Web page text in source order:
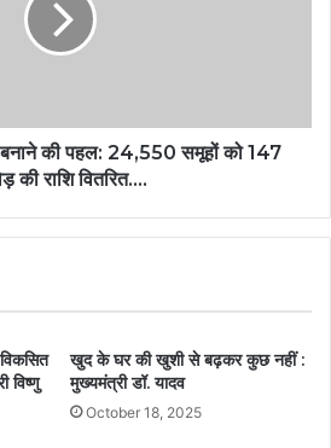
बनाने की पहल: 24,550 समूहों को 147
की राशि वितरित….
विष्णु
खुद के घर की खुशी से बढ़कर कुछ नहीं :
मुख्यमंत्री डॉ. यादव
October 18, 2025